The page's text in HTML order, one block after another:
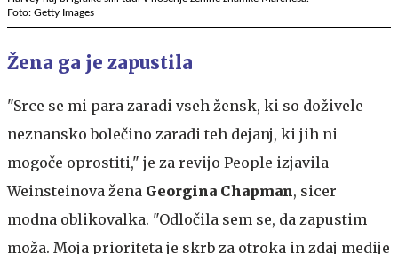
Foto: Getty Images
Žena ga je zapustila
"Srce se mi para zaradi vseh žensk, ki so doživele
neznansko bolečino zaradi teh dejanj, ki jih ni
mogoče oprostiti," je za revijo People izjavila
Weinsteinova žena Georgina Chapman, sicer
modna oblikovalka. "Odločila sem se, da zapustim
moža. Moja prioriteta je skrb za otroka in zdaj medije